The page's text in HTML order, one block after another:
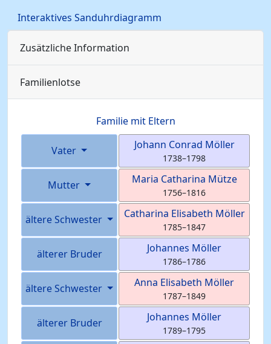
Interaktives Sanduhrdiagramm
Zusätzliche Information
Familienlotse
Familie mit Eltern
Vater Johann Conrad Möller
1738–1798
Mutter Maria Catharina Mütze
1756–1816
ältere Schwester Catharina Elisabeth Möller
1785–1847
älterer Bruder Johannes Möller
1786–1786
ältere Schwester Anna Elisabeth Möller
1787–1849
älterer Bruder Johannes Möller
1789–1795